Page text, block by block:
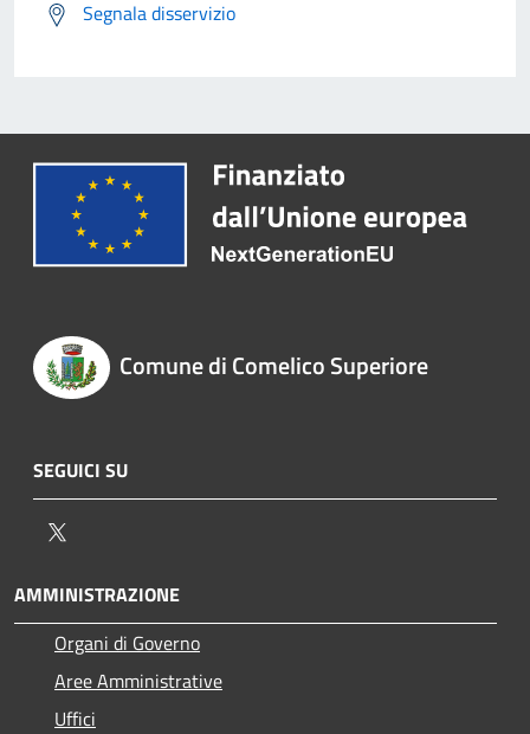
Segnala disservizio
Comune di Comelico Superiore
SEGUICI SU
AMMINISTRAZIONE
Organi di Governo
Aree Amministrative
Uffici